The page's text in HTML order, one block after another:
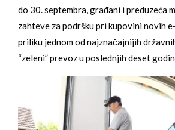
do 30. septembra, građani i preduzeća
zahteve za podršku pri kupovini novih
priliku jednom od najznačajnijih
“zeleni” prevoz u poslednjih deset